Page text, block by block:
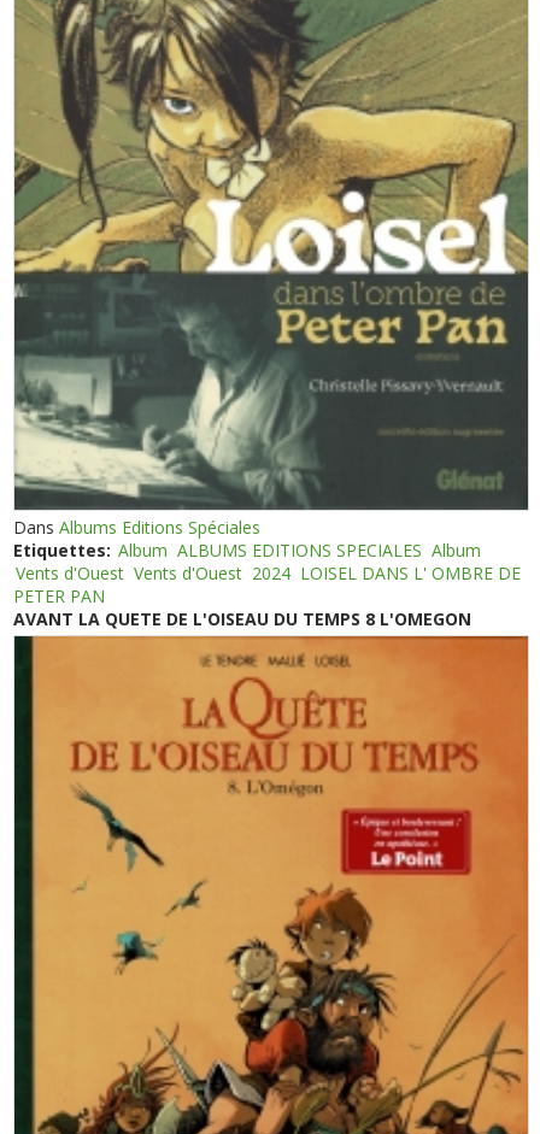
DansAlbums Editions Spéciales
Etiquettes: Album ALBUMS EDITIONS SPECIALES Album
Vents d'Ouest Vents d'Ouest 2024 LOISEL DANS L' OMBRE DE
PETER PAN
AVANT LA QUETE DE L'OISEAU DU TEMPS 8 L'OMEGON